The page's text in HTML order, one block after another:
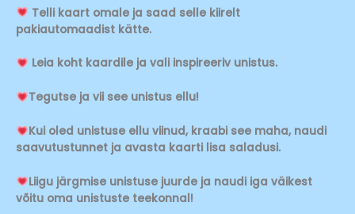
Telli kaart omale ja saad selle kiirelt
pakiautomaadist kätte.
Leia koht kaardile ja vali inspireeriv unistus.
Tegutse ja vii see unistus ellu!
Kui oled unistuse ellu viinud, kraabi see maha, naudi
saavutustunnet ja avasta kaarti lisa saladusi.
Liigu järgmise unistuse juurde ja naudi iga väikest
võitu oma unistuste teekonnal!